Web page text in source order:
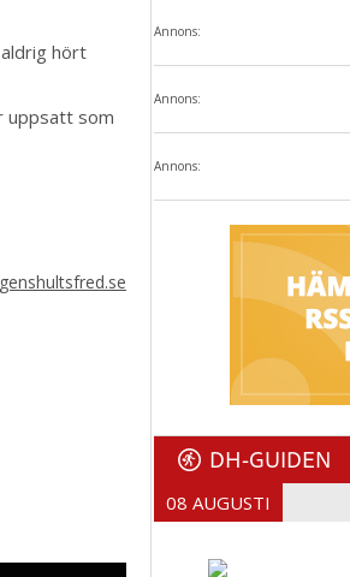
hört
uppsatt som
Annons:
Annons:
Annons:
DH-GUIDEN
08 AUGUSTI